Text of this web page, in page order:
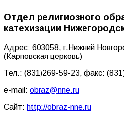
Отдел религиозного
катехизации
Адрес: 603058, г.Нижний
(Карповская церковь)
Тел.: (831)269-59-23, факс:
e-mail: obraz@nne.ru
Сайт: http://obraz-nne.ru